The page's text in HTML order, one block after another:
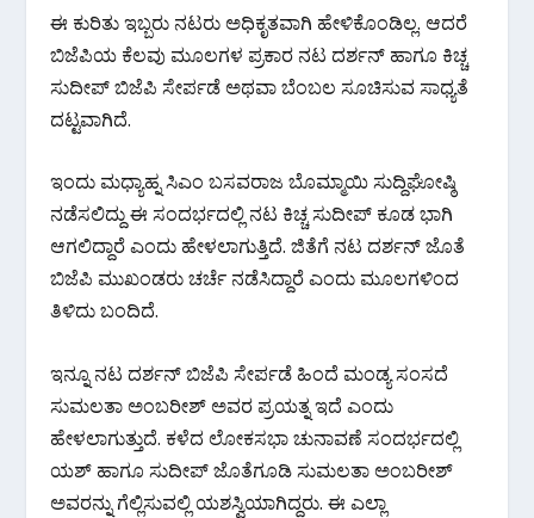
o
k
p
p
m
ಈ ಕುರಿತು ಇಬ್ಬರು ನಟರು ಅಧಿಕೃತವಾಗಿ ಹೇಳಿಕೊಂಡಿಲ್ಲ. ಆದರೆ
ಬಿಜೆಪಿಯ ಕೆಲವು ಮೂಲಗಳ ಪ್ರಕಾರ ನಟ ದರ್ಶನ್ ಹಾಗೂ ಕಿಚ್ಚ
ಸುದೀಪ್ ಬಿಜೆಪಿ ಸೇರ್ಪಡೆ ಅಥವಾ ಬೆಂಬಲ ಸೂಚಿಸುವ ಸಾಧ್ಯತೆ
ದಟ್ಟವಾಗಿದೆ.
ಇಂದು ಮಧ್ಯಾಹ್ನ ಸಿಎಂ ಬಸವರಾಜ ಬೊಮ್ಮಾಯಿ ಸುದ್ದಿಘೋಷ್ಠಿ
ನಡೆಸಲಿದ್ದು ಈ ಸಂದರ್ಭದಲ್ಲಿ ನಟ ಕಿಚ್ಚ ಸುದೀಪ್ ಕೂಡ ಭಾಗಿ
ಆಗಲಿದ್ದಾರೆ ಎಂದು ಹೇಳಲಾಗುತ್ತಿದೆ. ಜಿತೆಗೆ ನಟ ದರ್ಶನ್ ಜೊತೆ
ಬಿಜೆಪಿ ಮುಖಂಡರು ಚರ್ಚೆ ನಡೆಸಿದ್ದಾರೆ ಎಂದು ಮೂಲಗಳಿಂದ
ತಿಳಿದು ಬಂದಿದೆ.
ಇನ್ನೂ ನಟ ದರ್ಶನ್ ಬಿಜೆಪಿ ಸೇರ್ಪಡೆ ಹಿಂದೆ ಮಂಡ್ಯ ಸಂಸದೆ
ಸುಮಲತಾ ಅಂಬರೀಶ್ ಅವರ ಪ್ರಯತ್ನ ಇದೆ ಎಂದು
ಹೇಳಲಾಗುತ್ತುದೆ. ಕಳೆದ ಲೋಕಸಭಾ ಚುನಾವಣೆ ಸಂದರ್ಭದಲ್ಲಿ
ಯಶ್ ಹಾಗೂ ಸುದೀಪ್ ಜೊತೆಗೂಡಿ ಸುಮಲತಾ ಅಂಬರೀಶ್
ಅವರನ್ನು ಗೆಲ್ಲಿಸುವಲ್ಲಿ ಯಶಸ್ವಿಯಾಗಿದ್ದರು. ಈ ಎಲ್ಲಾ